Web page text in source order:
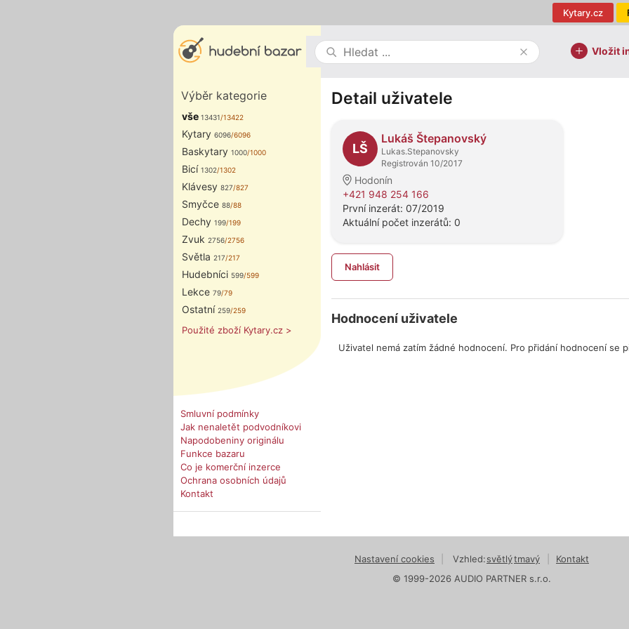
Kytary.cz
Vložit
Výběr kategorie
vše 13431/13422
Kytary 6096/6096
Baskytary 1000/1000
Bicí 1302/1302
Klávesy 827/827
Smyčce 88/88
Dechy 199/199
Zvuk 2756/2756
Světla 217/217
Hudebníci 599/599
Lekce 79/79
Ostatní 259/259
Použité zboží Kytary.cz >
Smluvní podmínky
Jak nenaletět podvodníkovi
Napodobeniny originálu
Funkce bazaru
Co je komerční inzerce
Ochrana osobních údajů
Kontakt
Detail uživatele
LŠ
Lukáš Štepanovský
Lukas.Stepanovsky
Registrován 10/2017
Hodonín
+421 948 254 166
První inzerát: 07/2019
Aktuální počet inzerátů: 0
Nahlásit
Hodnocení uživatele
Uživatel nemá zatím žádné hodnocení. Pro přidání hodnocení se
Nastavení cookies Vzhled:světlýtmavý
Kontakt
© 1999-2026 AUDIO PARTNER s.r.o.